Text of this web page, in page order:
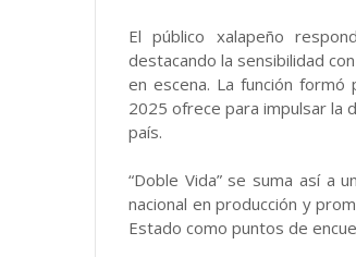
El público xalapeño
destacando la sensibilidad
en escena. La función
2025 ofrece para impulsar la
país.
“Doble Vida” se suma así a
nacional en producción y
Estado como puntos de